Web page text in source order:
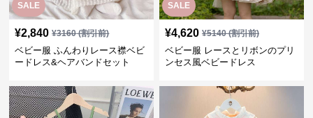
SALE
¥2,840 ¥3160(割引前)
ベビー服 ふんわりレース襟ベビ
ードレス&ヘアバンドセット
SALE
¥4,620 ¥5140(割引前)
ベビー服 レースとリボンのプリ
ンセス風ベビードレス